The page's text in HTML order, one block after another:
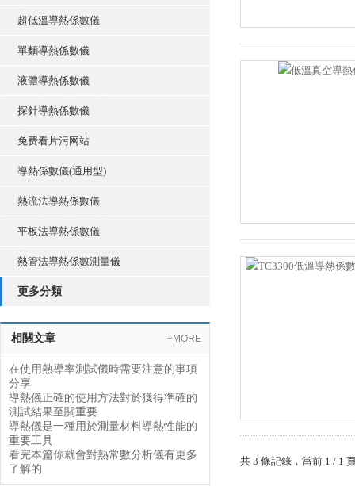
超低溫導熱係數儀
單麵導熱係數儀
液體導熱係數儀
探針導熱係數儀
免费看片污网站
導熱係數儀(通用型)
熱流法導熱係數儀
平板法導熱係數儀
熱管法導熱係數測量儀
更多分類
相關文章 +MORE
在使用熱導率測試儀時需要注意的事項
分享
導熱儀正確的使用方法對於獲得準確的
測試結果至關重要
導熱儀是一種用於測量材料導熱性能的
重要工具
看完本篇你就會對熱常數分析儀有更多
了解的
共 3 條記錄，當前 1